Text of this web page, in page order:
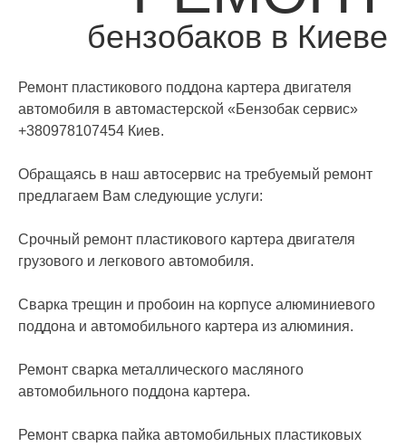
бензобаков в Киеве
Ремонт пластикового поддона картера двигателя
автомобиля в автомастерской «Бензобак сервис»
+380978107454 Киев.
Обращаясь в наш автосервис на требуемый ремонт
предлагаем Вам следующие услуги:
Срочный ремонт пластикового картера двигателя
грузового и легкового автомобиля.
Сварка трещин и пробоин на корпусе алюминиевого
поддона и автомобильного картера из алюминия.
Ремонт сварка металлического масляного
автомобильного поддона картера.
Ремонт сварка пайка автомобильных пластиковых